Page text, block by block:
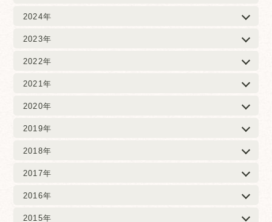
2024年
2023年
2022年
2021年
2020年
2019年
2018年
2017年
2016年
2015年